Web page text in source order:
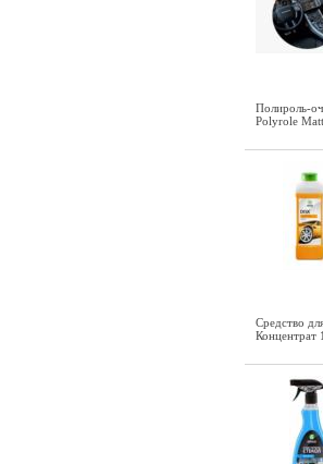
Полироль-
Polyrole
Средство
Концентрат